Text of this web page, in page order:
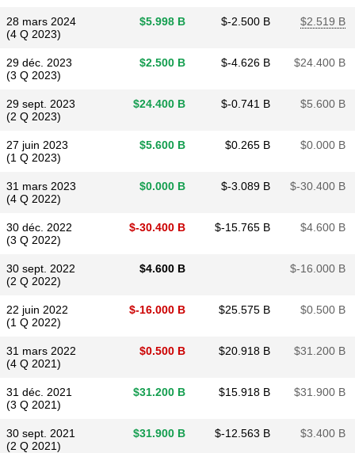
28 mars 2024
(4 Q 2023)
$​5.998 B $​-2.500 B $​2.519 B
29 déc. 2023
(3 Q 2023)
$​2.500 B $​-4.626 B $​24.400 B
29 sept. 2023
(2 Q 2023)
$​24.400 B $​-0.741 B $​5.600 B
27 juin 2023
(1 Q 2023)
$​5.600 B $​0.265 B $​0.000 B
31 mars 2023
(4 Q 2022)
$​0.000 B $​-3.089 B $​-30.400 B
30 déc. 2022
(3 Q 2022)
$​-30.400 B $​-15.765 B $​4.600 B
30 sept. 2022
(2 Q 2022)
$​4.600 B $​-16.000 B
22 juin 2022
(1 Q 2022)
$​-16.000 B $​25.575 B $​0.500 B
31 mars 2022
(4 Q 2021)
$​0.500 B $​20.918 B $​31.200 B
31 déc. 2021
(3 Q 2021)
$​31.200 B $​15.918 B $​31.900 B
30 sept. 2021
(2 Q 2021)
$​31.900 B $​-12.563 B $​3.400 B